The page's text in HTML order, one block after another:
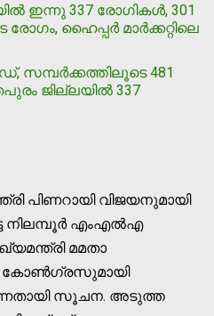
ഇന്നു 337 രോഗികള്‍, 301
ഹൈപ്പര്‍ മാര്‍ക്കറ്റിലെ
സമ്പര്‍ക്കത്തിലൂടെ 481
ജില്ലയില്‍ 337
പിണറായി വിജയനുമായി
നിലമ്പൂര്‍ എംഎല്‍എ
മമതാ
സൂചന. അടുത്ത